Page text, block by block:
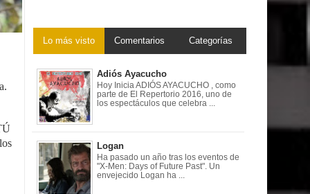
Lo más visto Comentarios Categorías
Adiós Ayacucho
Hoy Inicia ADIÓS AYACUCHO , como
parte de El Repertorio 2016, uno de
los espectáculos que celebra ...
Logan
Ha pasado un año tras los eventos de
"X-Men: Days of Future Past". Un
envejecido Logan ha ...